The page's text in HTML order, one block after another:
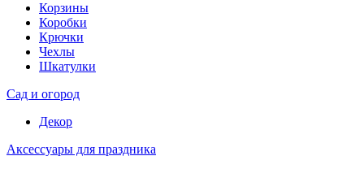
Корзины
Коробки
Крючки
Чехлы
Шкатулки
Сад и огород
Декор
Аксессуары для праздника